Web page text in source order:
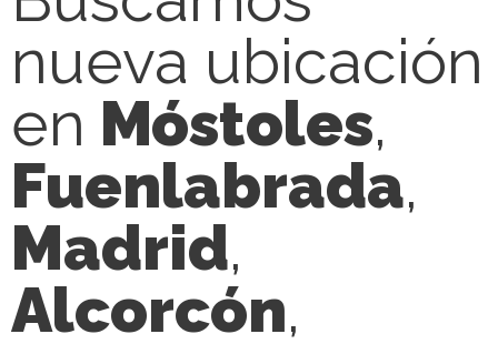
nueva ubicación
en Móstoles,
Fuenlabrada,
Madrid,
Alcorcón,